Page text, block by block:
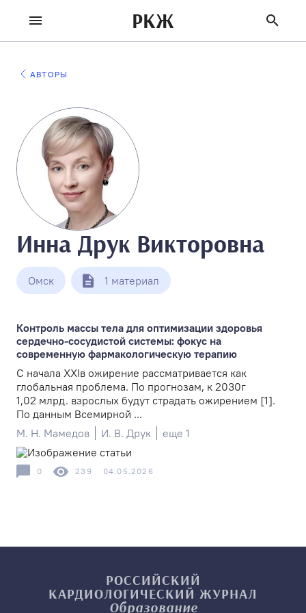
РКЖ
АВТОРЫ
Инна Друк Викторовна
Омск 1 материал
Контроль массы тела для оптимизации здоровья
сердечно-сосудистой системы: фокус на
современную фармакологическую терапию
С начала XXIв ожирение рассматривается как
глобальная проблема. По прогнозам, к 2030г
1,02 млрд. взрослых будут страдать ожирением [1].
По данным Всемирной ...
М. Н. Мамедов
И. В. Друк еще 1
0 239 04.05.2026
РОССИЙСКИЙ
КАРДИОЛОГИЧЕСКИЙ ЖУРНАЛ
Образование